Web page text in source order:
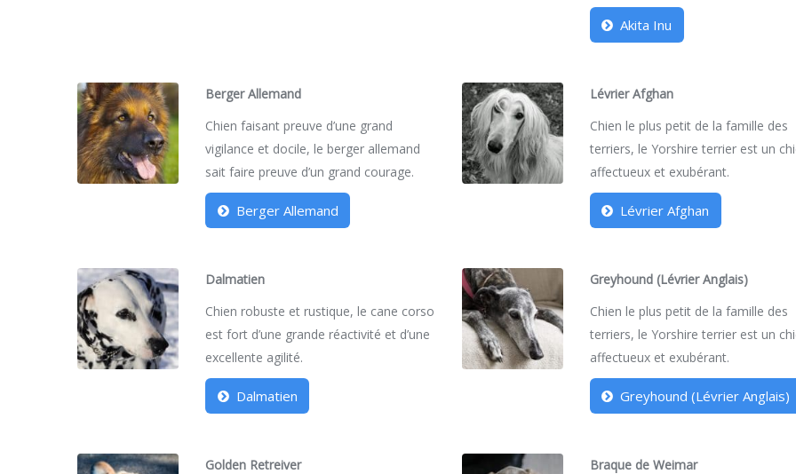
Akita Inu
Berger Allemand
Chien faisant preuve d’une grand
vigilance et docile, le berger allemand
sait faire preuve d’un grand courage.
Berger Allemand
Lévrier Afghan
Chien le plus petit de la famille des
terriers, le Yorshire terrier est un
affectueux et exubérant.
Lévrier Afghan
Dalmatien
Chien robuste et rustique, le cane corso
est fort d’une grande réactivité et d’une
excellente agilité.
Dalmatien
Greyhound (Lévrier Anglais)
Chien le plus petit de la famille des
terriers, le Yorshire terrier est un
affectueux et exubérant.
Greyhound (Lévrier Anglais)
Golden Retreiver
Braque de Weimar